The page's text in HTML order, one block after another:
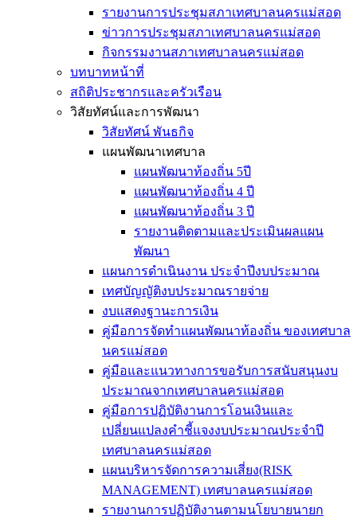
รายงานการประชุมสภาเทศบาลนครแม่สอด
ข่าวการประชุมสภาเทศบาลนครแม่สอด
กิจกรรมงานสภาเทศบาลนครแม่สอด
บทบาทหน้าที่
สถิติประชากรและครัวเรือน
วิสัยทัศน์และการพัฒนา
วิสัยทัศน์ พันธกิจ
แผนพัฒนาเทศบาล
แผนพัฒนาท้องถิ่น 5ปี
แผนพัฒนาท้องถิ่น 4 ปี
แผนพัฒนาท้องถิ่น 3 ปี
รายงานติดตามและประเมินผลแผน
พัฒนา
แผนการดำเนินงาน ประจำปีงบประมาณ
เทศบัญญัติงบประมาณรายจ่าย
งบแสดงฐานะการเงิน
คู่มือการจัดทำแผนพัฒนาท้องถิ่น ของเทศบาล
นครแม่สอด
คู่มือและแนวทางการขอรับการสนับสนุนงบ
ประมาณจากเทศบาลนครแม่สอด
คู่มือการปฏิบัติงานการโอนเงินและ
เปลี่ยนแปลงคำชี้แจงงบประมาณประจำปี
เทศบาลนครแม่สอด
แผนบริหารจัดการความเสี่ยง(RISK
MANAGEMENT) เทศบาลนครแม่สอด
รายงานการปฏิบัติงานตามนโยบายนายก